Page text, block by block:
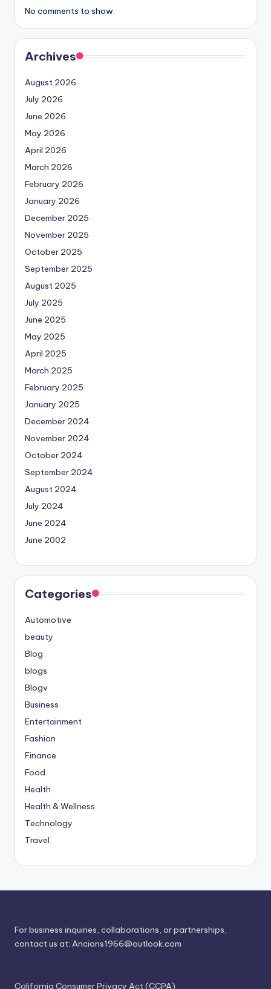
No comments to show.
Archives
August 2026
July 2026
June 2026
May 2026
April 2026
March 2026
February 2026
January 2026
December 2025
November 2025
October 2025
September 2025
August 2025
July 2025
June 2025
May 2025
April 2025
March 2025
February 2025
January 2025
December 2024
November 2024
October 2024
September 2024
August 2024
July 2024
June 2024
June 2002
Categories
Automotive
beauty
Blog
blogs
Blogv
Business
Entertainment
Fashion
Finance
Food
Health
Health & Wellness
Technology
Travel
For business inquiries, collaborations, or partnerships,
contact us at: Ancions1966@outlook.com
California Consumer Privacy Act (CCPA)